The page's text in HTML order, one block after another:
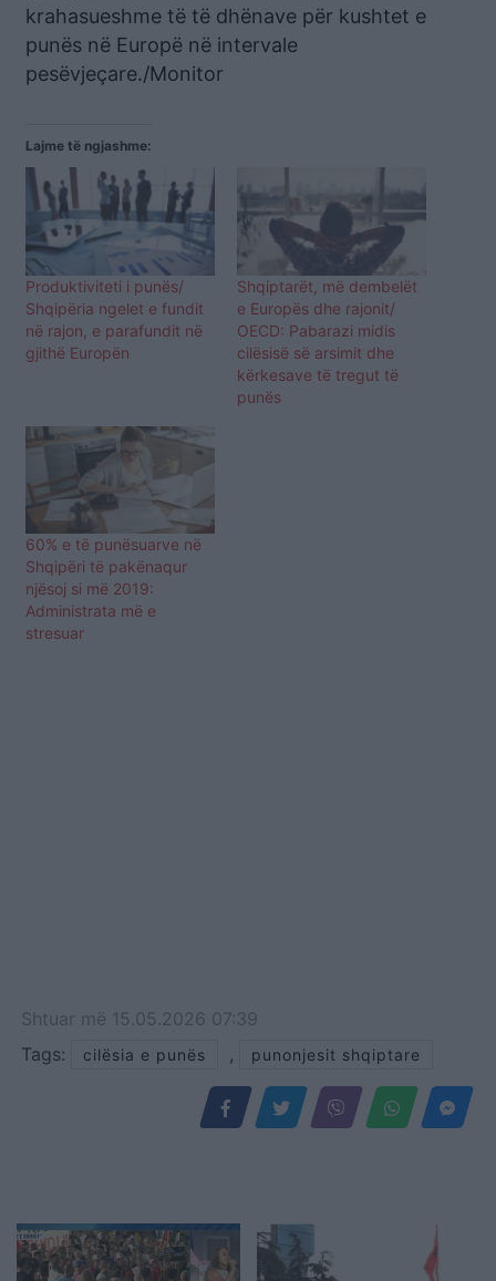
krahasueshme të të dhënave për kushtet e
punës në Europë në intervale
pesëvjeçare./Monitor
Lajme të ngjashme:
Produktiviteti i punës/
Shqipëria ngelet e fundit
në rajon, e parafundit në
gjithë Europën
Shqiptarët, më dembelët
e Europës dhe rajonit/
OECD: Pabarazi midis
cilësisë së arsimit dhe
kërkesave të tregut të
punës
60% e të punësuarve në
Shqipëri të pakënaqur
njësoj si më 2019:
Administrata më e
stresuar
Shtuar më 15.05.2026 07:39
Tags:
cilësia e punës , punonjesit shqiptare